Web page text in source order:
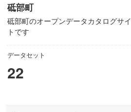
砥部町
砥部町のオープンデータカタログサイ
トです
データセット
22